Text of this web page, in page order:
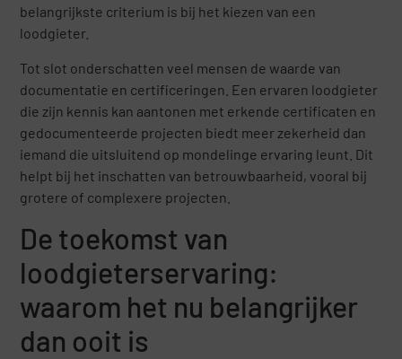
belangrijkste criterium is bij het kiezen van een
loodgieter.
Tot slot onderschatten veel mensen de waarde van
documentatie en certificeringen. Een ervaren loodgieter
die zijn kennis kan aantonen met erkende certificaten en
gedocumenteerde projecten biedt meer zekerheid dan
iemand die uitsluitend op mondelinge ervaring leunt. Dit
helpt bij het inschatten van betrouwbaarheid, vooral bij
grotere of complexere projecten.
De toekomst van
loodgieterservaring:
waarom het nu belangrijker
dan ooit is